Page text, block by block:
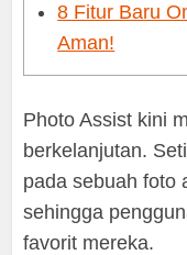
8 Fitur Baru
Aman!
Photo Assist kini
berkelanjutan.
pada sebuah foto
sehingga
favorit mereka.